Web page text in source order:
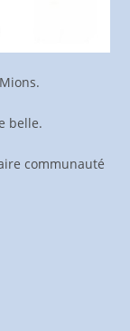
belle.
communauté